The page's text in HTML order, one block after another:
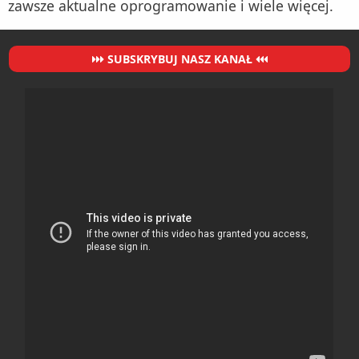
zawsze aktualne oprogramowanie i wiele więcej.
SUBSKRYBUJ NASZ KANAŁ